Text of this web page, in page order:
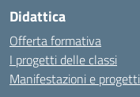
Didattica
Offerta formativa
I progetti delle classi
Manifestazioni e progetti